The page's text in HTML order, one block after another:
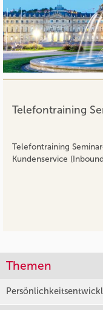
Telefontraining
Telefontraining
Kundenservice
Themen